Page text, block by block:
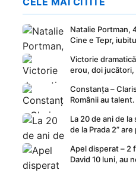
Natalie Portman,
Cine e Tepr,
Victorie
erou, doi jucători,
Constanța –
Românii au
La 20 de ani de
de la Prada 2”
Apel disperat – 2
David 10 luni, au